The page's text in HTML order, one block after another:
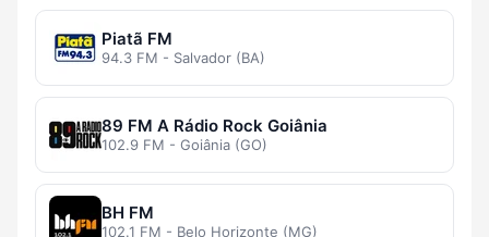
Piatã FM
94.3 FM - Salvador (BA)
89 FM A Rádio Rock Goiânia
102.9 FM - Goiânia (GO)
BH FM
102.1 FM - Belo Horizonte (MG)